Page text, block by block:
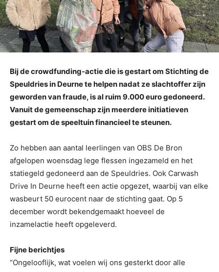
Bij de crowdfunding-actie die is gestart om Stichting de
Speuldries in Deurne te helpen nadat ze slachtoffer zijn
geworden van fraude, is al ruim 9.000 euro gedoneerd.
Vanuit de gemeenschap zijn meerdere initiatieven
gestart om de speeltuin financieel te steunen.
Zo hebben aan aantal leerlingen van OBS De Bron
afgelopen woensdag lege flessen ingezameld en het
statiegeld gedoneerd aan de Speuldries. Ook Carwash
Drive In Deurne heeft een actie opgezet, waarbij van elke
wasbeurt 50 eurocent naar de stichting gaat. Op 5
december wordt bekendgemaakt hoeveel de
inzamelactie heeft opgeleverd.
Fijne berichtjes
“Ongelooflijk, wat voelen wij ons gesterkt door alle